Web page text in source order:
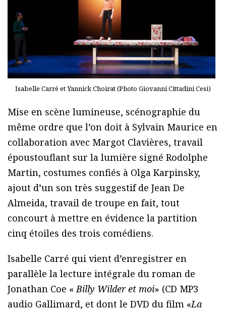
Isabelle Carré et Yannick Choirat (Photo Giovanni Cittadini Cesi)
Mise en scène lumineuse, scénographie du
même ordre que l’on doit à Sylvain Maurice en
collaboration avec Margot Clavières, travail
époustouflant sur la lumière signé Rodolphe
Martin, costumes confiés à Olga Karpinsky,
ajout d’un son très suggestif de Jean De
Almeida, travail de troupe en fait, tout
concourt à mettre en évidence la partition
cinq étoiles des trois comédiens.
Isabelle Carré qui vient d’enregistrer en
parallèle la lecture intégrale du roman de
Jonathan Coe « Billy Wilder et moi» (CD MP3
audio Gallimard, et dont le DVD du film «La